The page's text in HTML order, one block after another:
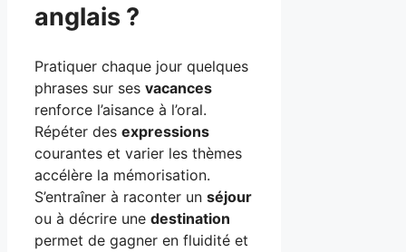
anglais ?
Pratiquer chaque jour quelques
phrases sur ses vacances
renforce l’aisance à l’oral.
Répéter des expressions
courantes et varier les thèmes
accélère la mémorisation.
S’entraîner à raconter un séjour
ou à décrire une destination
permet de gagner en fluidité et